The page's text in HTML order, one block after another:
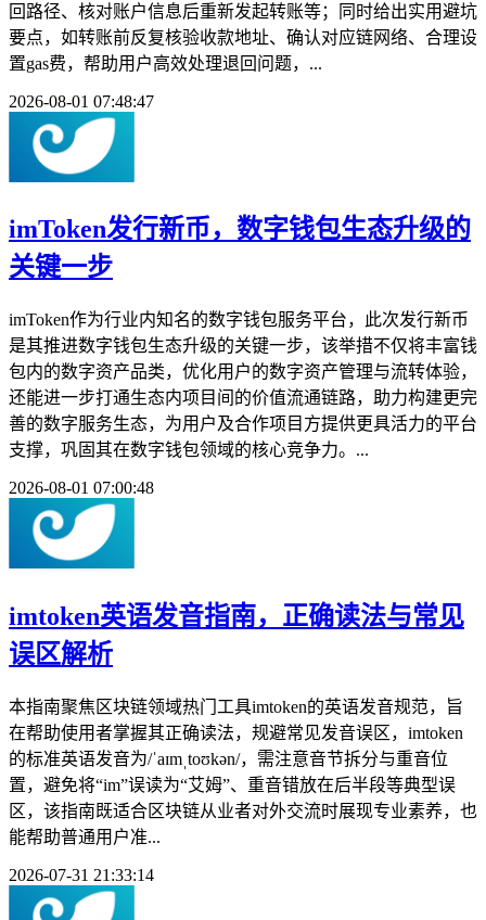
回路径、核对账户信息后重新发起转账等；同时给出实用避坑
要点，如转账前反复核验收款地址、确认对应链网络、合理设
置gas费，帮助用户高效处理退回问题，...
2026-08-01 07:48:47
imToken发行新币，数字钱包生态升级的
关键一步
imToken作为行业内知名的数字钱包服务平台，此次发行新币
是其推进数字钱包生态升级的关键一步，该举措不仅将丰富钱
包内的数字资产品类，优化用户的数字资产管理与流转体验，
还能进一步打通生态内项目间的价值流通链路，助力构建更完
善的数字服务生态，为用户及合作项目方提供更具活力的平台
支撑，巩固其在数字钱包领域的核心竞争力。...
2026-08-01 07:00:48
imtoken英语发音指南，正确读法与常见
误区解析
本指南聚焦区块链领域热门工具imtoken的英语发音规范，旨
在帮助使用者掌握其正确读法，规避常见发音误区，imtoken
的标准英语发音为/ˈaɪmˌtoʊkən/，需注意音节拆分与重音位
置，避免将“im”误读为“艾姆”、重音错放在后半段等典型误
区，该指南既适合区块链从业者对外交流时展现专业素养，也
能帮助普通用户准...
2026-07-31 21:33:14